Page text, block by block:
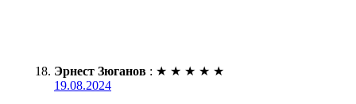
Эрнест Зюганов : ★ ★ ★ ★ ★
19.08.2024